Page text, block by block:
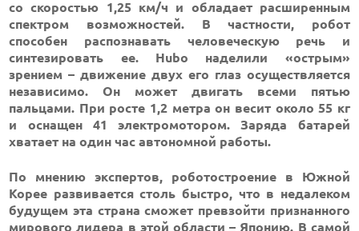
со скоростью 1,25 км/ч и обладает расширенным
спектром возможностей. В частности, робот
способен распознавать человеческую речь и
синтезировать ее. Hubo наделили «острым»
зрением – движение двух его глаз осуществляется
независимо. Он может двигать всеми пятью
пальцами. При росте 1,2 метра он весит около 55 кг
и оснащен 41 электромотором. Заряда батарей
хватает на один час автономной работы.
По мнению экспертов, роботостроение в Южной
Корее развивается столь быстро, что в недалеком
будущем эта страна сможет превзойти признанного
мирового лидера в этой области – Японию. В самой